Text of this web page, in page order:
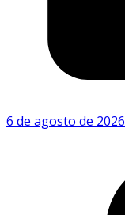
6 de agosto de 2026